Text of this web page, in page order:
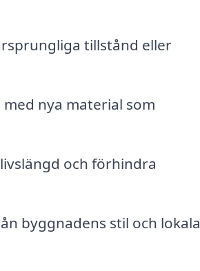
tillstånd eller
nya material som
och förhindra
byggnadens stil och lokala